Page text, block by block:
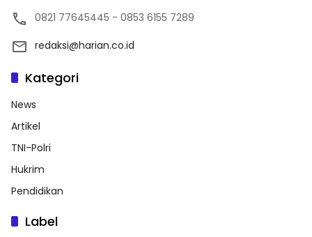
0821 77645445 - 0853 6155 7289
redaksi@harian.co.id
Kategori
News
Artikel
TNI-Polri
Hukrim
Pendidikan
Label